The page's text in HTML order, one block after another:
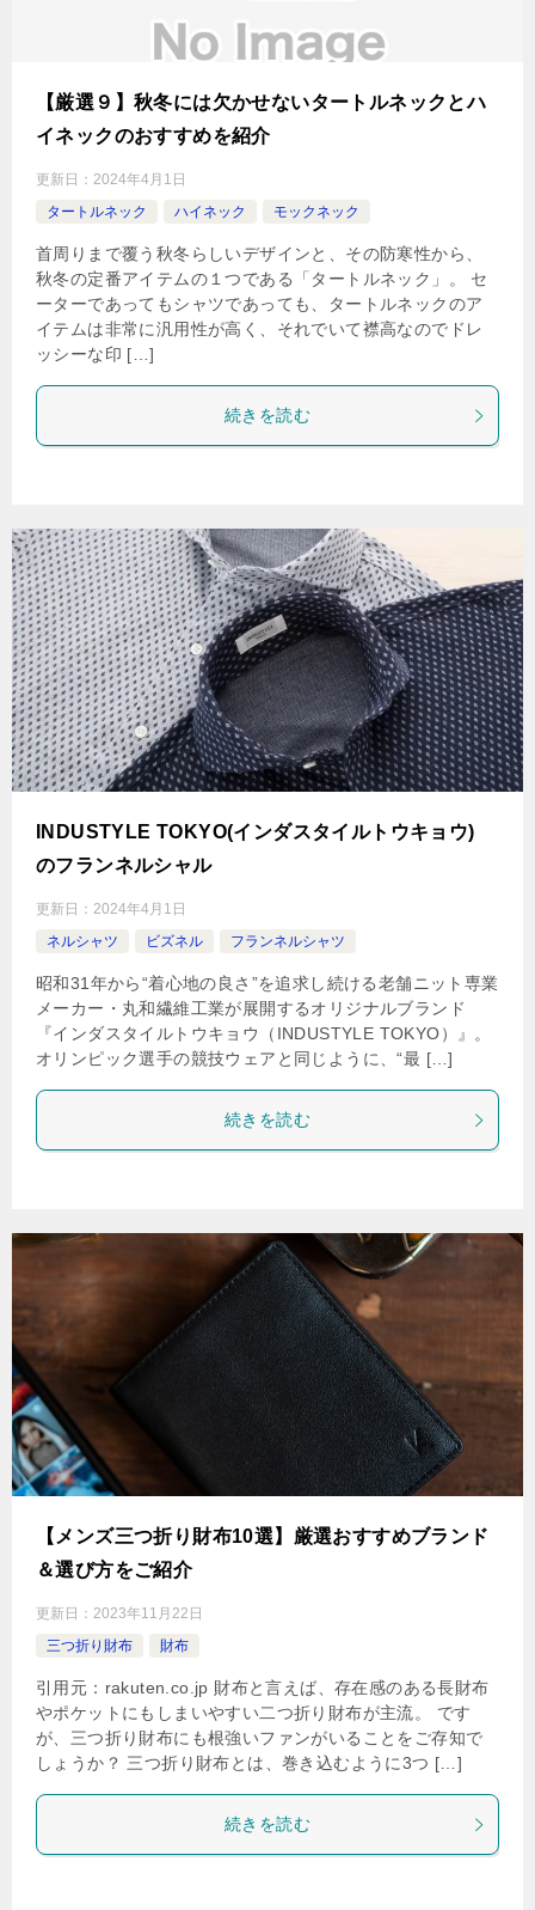
【厳選９】秋冬には欠かせないタートルネックとハ
イネックのおすすめを紹介
更新日： 2024年4月1日
タートルネック
ハイネック モックネック
首周りまで覆う秋冬らしいデザインと、その防寒性から、
秋冬の定番アイテムの１つである「タートルネック」。 セ
ーターであってもシャツであっても、タートルネックのア
イテムは非常に汎用性が高く、それでいて襟高なのでドレ
ッシーな印 […]
続きを読む
INDUSTYLE TOKYO(インダスタイルトウキョウ)
のフランネルシャル
更新日： 2024年4月1日
ネルシャツ
ビズネル フランネルシャツ
昭和31年から“着心地の良さ”を追求し続ける老舗ニット専業
メーカー・丸和繊維工業が展開するオリジナルブランド
『インダスタイルトウキョウ（INDUSTYLE TOKYO）』。
オリンピック選手の競技ウェアと同じように、“最 […]
続きを読む
【メンズ三つ折り財布10選】厳選おすすめブランド
＆選び方をご紹介
更新日： 2023年11月22日
三つ折り財布
財布
引用元：rakuten.co.jp 財布と言えば、存在感のある長財布
やポケットにもしまいやすい二つ折り財布が主流。 です
が、三つ折り財布にも根強いファンがいることをご存知で
しょうか？ 三つ折り財布とは、巻き込むように3つ […]
続きを読む